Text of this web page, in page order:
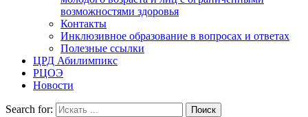
возможностями здоровья
Контакты
Инклюзивное образование в вопросах и ответах
Полезные ссылки
ЦРД Абилимпикс
РЦОЭ
Новости
Search for: